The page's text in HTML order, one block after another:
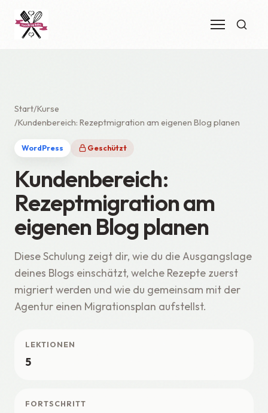
Start Kurse
Kundenbereich: Rezeptmigration am eigenen Blog planen
WordPress Geschützt
Kundenbereich:
Rezeptmigration am
eigenen Blog planen
Diese Schulung zeigt dir, wie du die Ausgangslage
deines Blogs einschätzt, welche Rezepte zuerst
migriert werden und wie du gemeinsam mit der
Agentur einen Migrationsplan aufstellst.
LEKTIONEN
5
FORTSCHRITT